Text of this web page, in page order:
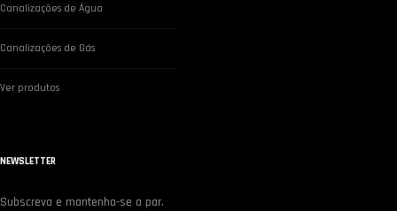
Canalizações de Água
Canalizações de Gás
Ver produtos
NEWSLETTER
Subscreva e mantenha-se a par.